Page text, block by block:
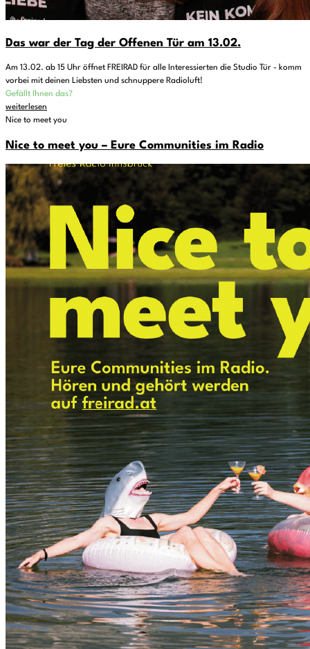
Das war der Tag der Offenen Tür am 13.02.
Am 13.02. ab 15 Uhr öffnet FREIRAD für alle Interessierten die Studio Tür - komm
vorbei mit deinen Liebsten und schnuppere Radioluft!
Gefällt Ihnen das?
weiterlesen
Nice to meet you
Nice to meet you – Eure Communities im Radio